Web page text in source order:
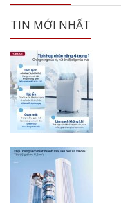
TIN MỚI NHẤT